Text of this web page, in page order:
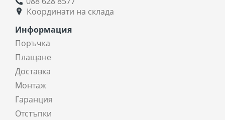
Координати на склада
Информация
Поръчка
Плащане
Доставка
Монтаж
Гаранция
Отстъпки